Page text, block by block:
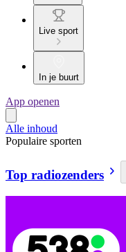
Live sport
In je buurt
App openen
Alle inhoud
Populaire sporten
Top radiozenders